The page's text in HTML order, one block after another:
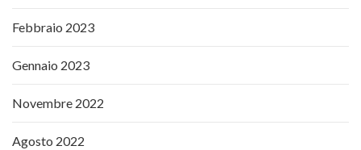
Febbraio 2023
Gennaio 2023
Novembre 2022
Agosto 2022